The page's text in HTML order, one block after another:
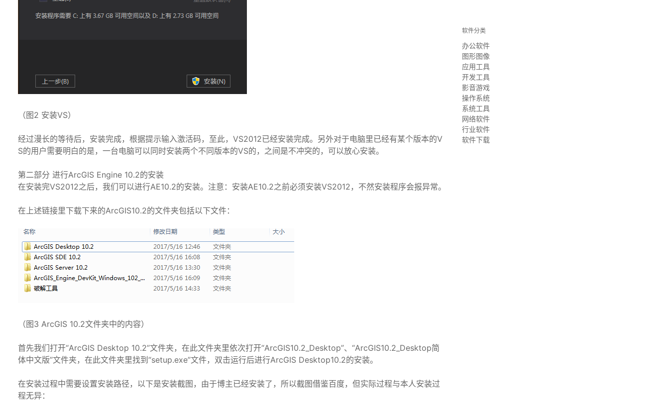
（图2 安装VS）
经过漫长的等待后，安装完成，根据提示输入激活码，至此，VS2012已经安装完成。另外对于电脑里已经有某个版本的V
S的用户需要明白的是，一台电脑可以同时安装两个不同版本的VS的，之间是不冲突的，可以放心安装。
第二部分 进行ArcGIS Engine 10.2的安装
在安装完VS2012之后，我们可以进行AE10.2的安装。注意：安装AE10.2之前必须安装VS2012，不然安装程序会报异常。
在上述链接里下载下来的ArcGIS10.2的文件夹包括以下文件：
（图3 ArcGIS 10.2文件夹中的内容）
首先我们打开“ArcGIS Desktop 10.2”文件夹，在此文件夹里依次打开“ArcGIS10.2_Desktop”、“ArcGIS10.2_Desktop简
体中文版”文件夹，在此文件夹里找到“setup.exe”文件，双击运行后进行ArcGIS Desktop10.2的安装。
在安装过程中需要设置安装路径，以下是安装截图，由于博主已经安装了，所以截图借鉴百度，但实际过程与本人安装过
程无异：
软件分类
办公软件
图形图像
应用工具
开发工具
影音游戏
操作系统
系统工具
网络软件
行业软件
软件下载